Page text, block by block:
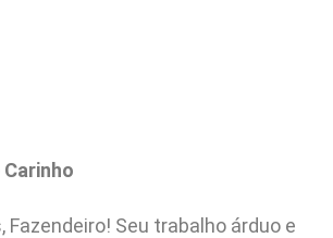
Fazendeiro! Seu trabalho árduo e